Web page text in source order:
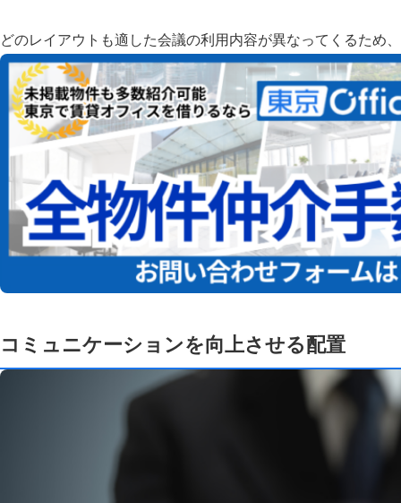
どのレイアウトも適した会議の利用内容が異なってくるため
コミュニケーションを向上させる配置